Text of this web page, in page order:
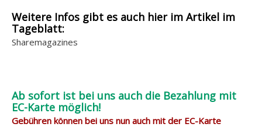
Weitere Infos gibt es auch hier im Artikel im
Tageblatt:
Sharemagazines
Ab sofort ist bei uns auch die Bezahlung mit
EC-Karte möglich!
Gebühren können bei uns nun auch mit der EC-Karte